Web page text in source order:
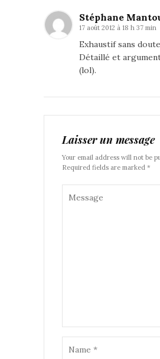
Stéphane
17 août 2012 à 18 h 37 min
Exhaustif sans
Détaillé et
(lol).
Laisser un message
Your email address will not be
Required fields are marked *